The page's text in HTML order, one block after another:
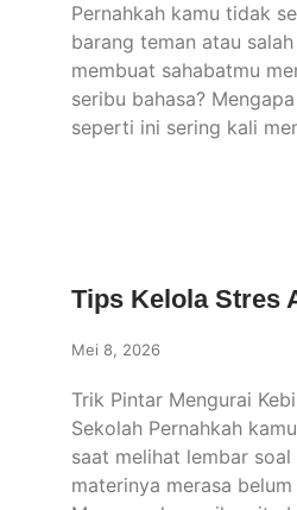
Pernahkah kamu tidak
barang teman atau
membuat sahabatmu
seribu bahasa?
seperti ini sering kali
Tips Kelola Stres
Mei 8, 2026
Trik Pintar Mengurai
Sekolah Pernahkah
saat melihat lembar soal
materinya merasa